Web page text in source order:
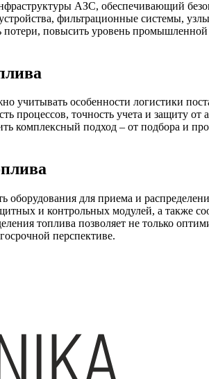
АЗС, обеспечивающий
фильтрационные системы,
повысить уровень промышленной
учитывать особенности логистики
процессов, точность учета и защиту
комплексный подход – от подбора и
оборудования для приема и
и контрольных модулей, а также
топлива позволяет не только
перспективе.